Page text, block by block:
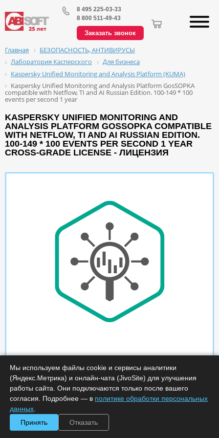
8 495 225-03-33
8 800 511-49-43
Заказать звонок
Главная
БЕЗОПАСНОСТЬ, АНТИВИРУСЫ
Лаборатория Касперского
Для бизнеса
Kaspersky Unified Monitoring and Analysis Platform (KUMA)
Kaspersky Unified Monitoring and Analysis Platform GosSOPKA
compatible with Netflow, TI and AI Russian Edition. 100-149 * 100
events per second 1 year
KASPERSKY UNIFIED MONITORING AND
ANALYSIS PLATFORM GOSSOPKA COMPATIBLE
WITH NETFLOW, TI AND AI RUSSIAN EDITION.
100-149 * 100 EVENTS PER SECOND 1 YEAR
CROSS-GRADE LICENSE - ЛИЦЕНЗИЯ
Мы используем файлы cookie и сервисы аналитики
(Яндекс.Метрика) и онлайн-чата (JivoSite) для улучшения
работы сайта. Они подключаются только после вашего
согласия. Подробнее — в политике обработки персональных
данных
Принять
Отказать